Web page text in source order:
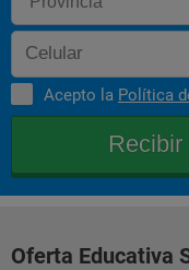
Acepto la Política
Oferta Educativa